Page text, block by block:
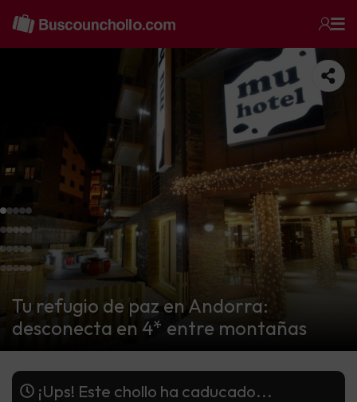
Tu refugio de paz en Andorra:
desconecta en 4* entre montañas
¡Ups! Este chollo ha caducado...